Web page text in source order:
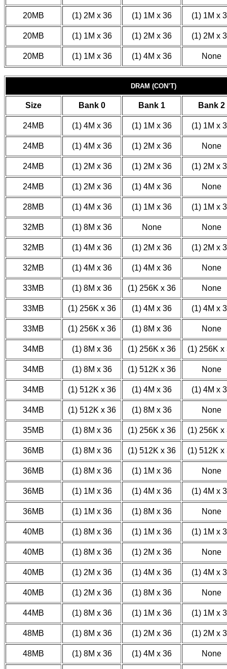
20MB (1) 2M x 36 (1) 1M x 36 (1) 1M x
20MB (1) 1M x 36 (1) 2M x 36 (1) 2M x
20MB (1) 1M x 36 (1) 4M x 36 None
DRAM (CON’T)
Size Bank 0 Bank 1 Bank 2
24MB (1) 4M x 36 (1) 1M x 36 (1) 1M x
24MB (1) 4M x 36 (1) 2M x 36 None
24MB (1) 2M x 36 (1) 2M x 36 (1) 2M x
24MB (1) 2M x 36 (1) 4M x 36 None
28MB (1) 4M x 36 (1) 1M x 36 (1) 1M x
32MB (1) 8M x 36 None None
32MB (1) 4M x 36 (1) 2M x 36 (1) 2M x
32MB (1) 4M x 36 (1) 4M x 36 None
33MB (1) 8M x 36 (1) 256K x 36 None
33MB (1) 256K x 36 (1) 4M x 36 (1) 4M x
33MB (1) 256K x 36 (1) 8M x 36 None
34MB (1) 8M x 36 (1) 256K x 36 (1) 256K x
34MB (1) 8M x 36 (1) 512K x 36 None
34MB (1) 512K x 36 (1) 4M x 36 (1) 4M x
34MB (1) 512K x 36 (1) 8M x 36 None
35MB (1) 8M x 36 (1) 256K x 36 (1) 256K x
36MB (1) 8M x 36 (1) 512K x 36 (1) 512K x
36MB (1) 8M x 36 (1) 1M x 36 None
36MB (1) 1M x 36 (1) 4M x 36 (1) 4M x
36MB (1) 1M x 36 (1) 8M x 36 None
40MB (1) 8M x 36 (1) 1M x 36 (1) 1M x
40MB (1) 8M x 36 (1) 2M x 36 None
40MB (1) 2M x 36 (1) 4M x 36 (1) 4M x
40MB (1) 2M x 36 (1) 8M x 36 None
44MB (1) 8M x 36 (1) 1M x 36 (1) 1M x
48MB (1) 8M x 36 (1) 2M x 36 (1) 2M x
48MB (1) 8M x 36 (1) 4M x 36 None